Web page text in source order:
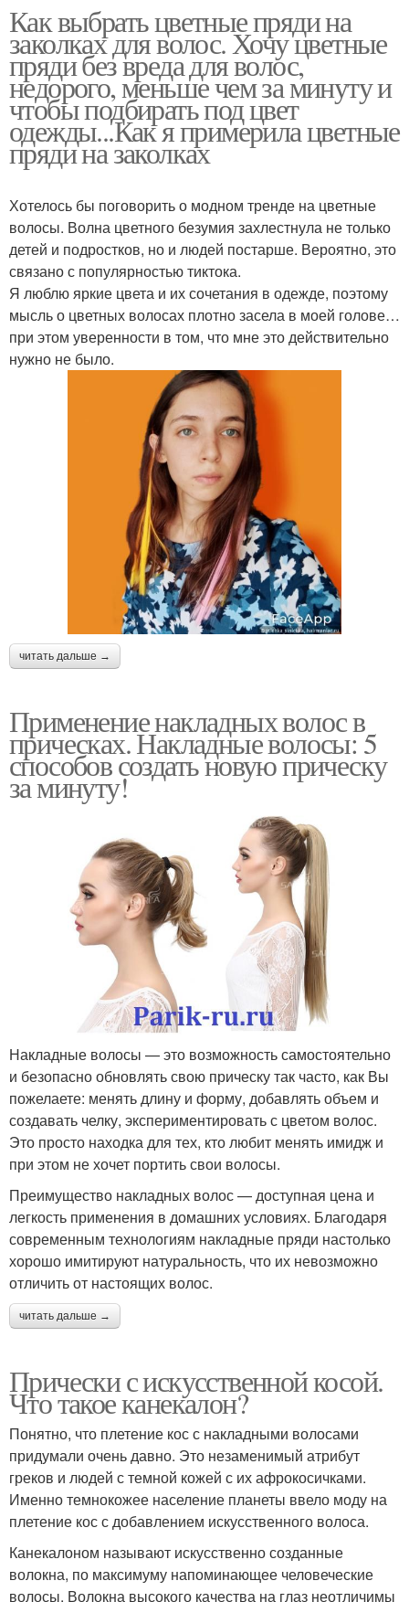
Как выбрать цветные пряди на
заколках для волос. Хочу цветные
пряди без вреда для волос,
недорого, меньше чем за минуту и
чтобы подбирать под цвет
одежды...Как я примерила цветные
пряди на заколках
Хотелось бы поговорить о модном тренде на цветные
волосы. Волна цветного безумия захлестнула не только
детей и подростков, но и людей постарше. Вероятно, это
связано с популярностью тиктока.
Я люблю яркие цвета и их сочетания в одежде, поэтому
мысль о цветных волосах плотно засела в моей голове…
при этом уверенности в том, что мне это действительно
нужно не было.
читать дальше →
Применение накладных волос в
прическах. Накладные волосы: 5
способов создать новую прическу
за минуту!
Накладные волосы — это возможность самостоятельно
и безопасно обновлять свою прическу так часто, как Вы
пожелаете: менять длину и форму, добавлять объем и
создавать челку, экспериментировать с цветом волос.
Это просто находка для тех, кто любит менять имидж и
при этом не хочет портить свои волосы.
Преимущество накладных волос — доступная цена и
легкость применения в домашних условиях. Благодаря
современным технологиям накладные пряди настолько
хорошо имитируют натуральность, что их невозможно
отличить от настоящих волос.
читать дальше →
Прически с искусственной косой.
Что такое канекалон?
Понятно, что плетение кос с накладными волосами
придумали очень давно. Это незаменимый атрибут
греков и людей с темной кожей с их афрокосичками.
Именно темнокожее население планеты ввело моду на
плетение кос с добавлением искусственного волоса.
Канекалоном называют искусственно созданные
волокна, по максимуму напоминающее человеческие
волосы. Волокна высокого качества на глаз неотличимы